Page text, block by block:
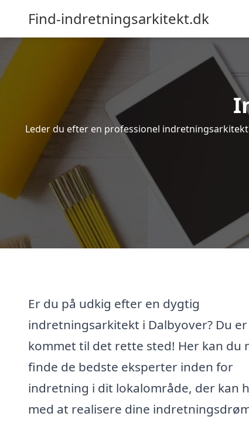
Find-indretningsarkitekt.dk
Leder du efter en professionel
Er du på udkig efter en dygtig
indretningsarkitekt i Dalbyover? Du er
kommet til det rette sted! Her kan du
finde de bedste eksperter inden for
indretning i dit lokalområde, der kan
med at realisere dine